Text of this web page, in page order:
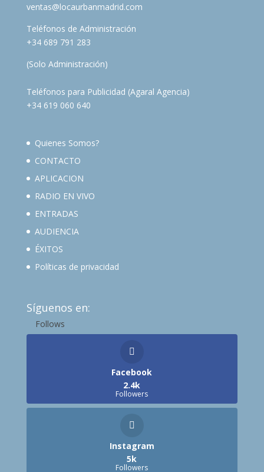
ventas@locaurbanmadrid.com
Teléfonos de Administración
+34 689 791 283
(Solo Administración)
Teléfonos para Publicidad (Agaral Agencia)
+34 619 060 640
Quienes Somos?
CONTACTO
APLICACION
RADIO EN VIVO
ENTRADAS
AUDIENCIA
ÉXITOS
Políticas de privacidad
Síguenos en:
Follows
Facebook
2.4k
Followers
Instagram
5k
Followers